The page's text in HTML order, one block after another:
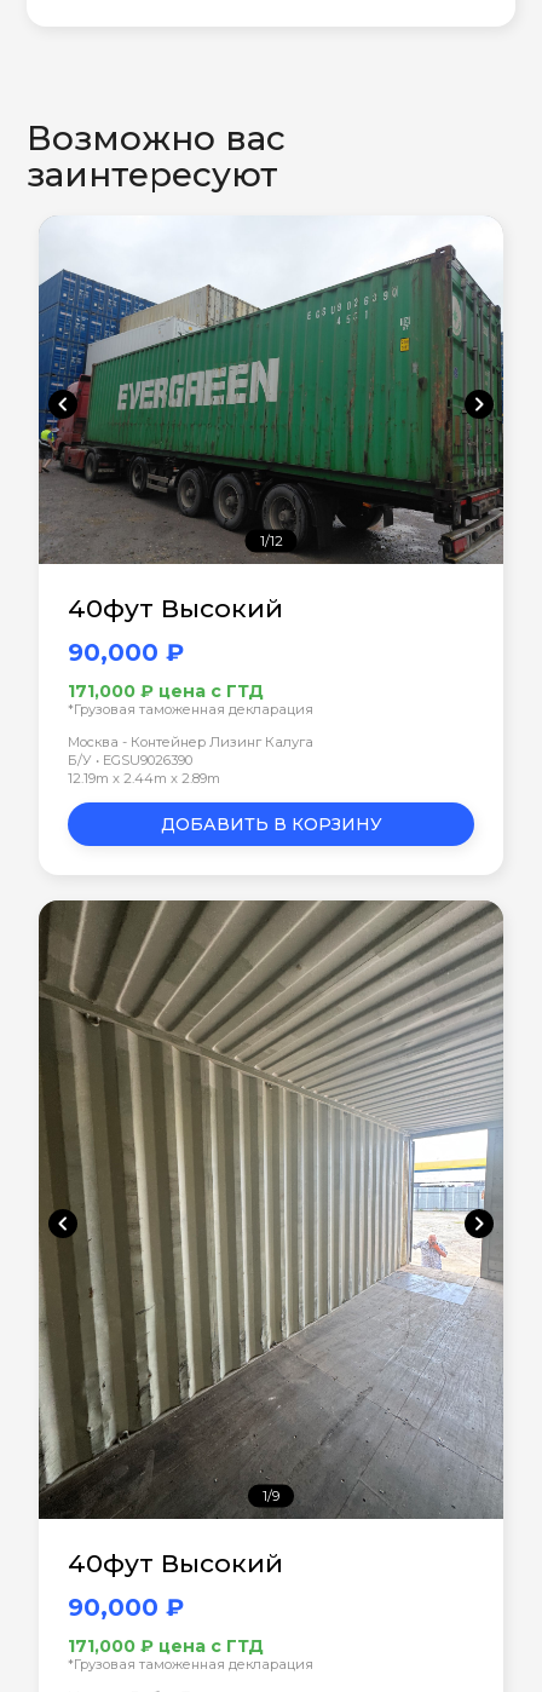
Возможно вас
заинтересуют
chevron_left chevron_right
1/12
40фут Высокий
90,000 ₽
171,000 ₽ цена с ГТД
*Грузовая таможенная декларация
Москва - Контейнер Лизинг Калуга
Б/У • EGSU9026390
12.19m x 2.44m x 2.89m
ДОБАВИТЬ В КОРЗИНУ
chevron_left chevron_right
1/9
40фут Высокий
90,000 ₽
171,000 ₽ цена с ГТД
*Грузовая таможенная декларация